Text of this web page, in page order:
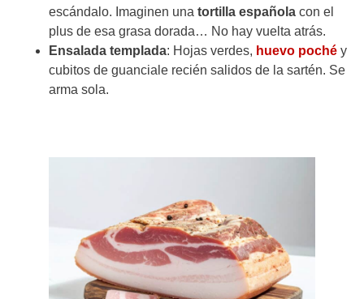
escándalo. Imaginen una tortilla española con el
plus de esa grasa dorada… No hay vuelta atrás.
Ensalada templada: Hojas verdes, huevo poché y
cubitos de guanciale recién salidos de la sartén. Se
arma sola.